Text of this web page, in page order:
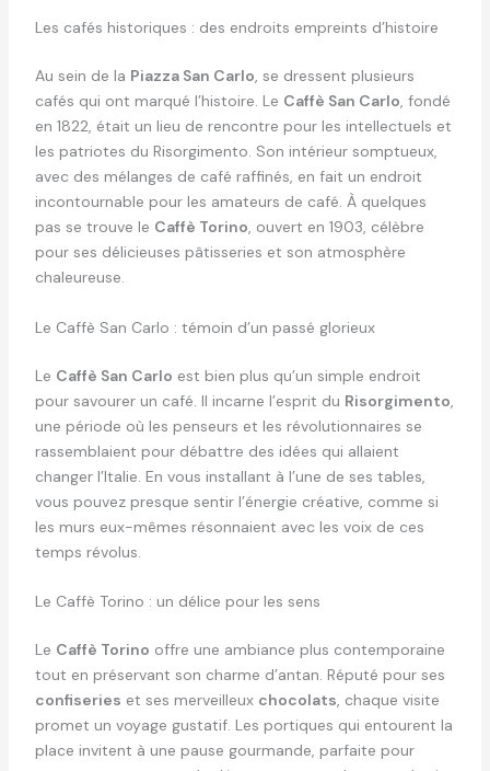
Les cafés historiques : des endroits empreints d’histoire
Au sein de la Piazza San Carlo, se dressent plusieurs
cafés qui ont marqué l’histoire. Le Caffè San Carlo, fondé
en 1822, était un lieu de rencontre pour les intellectuels et
les patriotes du Risorgimento. Son intérieur somptueux,
avec des mélanges de café raffinés, en fait un endroit
incontournable pour les amateurs de café. À quelques
pas se trouve le Caffè Torino, ouvert en 1903, célèbre
pour ses délicieuses pâtisseries et son atmosphère
chaleureuse.
Le Caffè San Carlo : témoin d’un passé glorieux
Le Caffè San Carlo est bien plus qu’un simple endroit
pour savourer un café. Il incarne l’esprit du Risorgimento
une période où les penseurs et les révolutionnaires se
rassemblaient pour débattre des idées qui allaient
changer l’Italie. En vous installant à l’une de ses tables,
vous pouvez presque sentir l’énergie créative, comme si
les murs eux-mêmes résonnaient avec les voix de ces
temps révolus.
Le Caffè Torino : un délice pour les sens
Le Caffè Torino offre une ambiance plus contemporaine
tout en préservant son charme d’antan. Réputé pour ses
confiseries et ses merveilleux chocolats, chaque visite
promet un voyage gustatif. Les portiques qui entourent la
place invitent à une pause gourmande, parfaite pour